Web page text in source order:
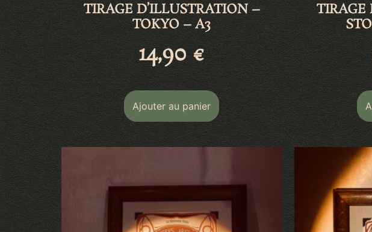
TIRAGE D’ILLUSTRATION –
TOKYO – A3
14,90€
Ajouter au panier
TIRAGE